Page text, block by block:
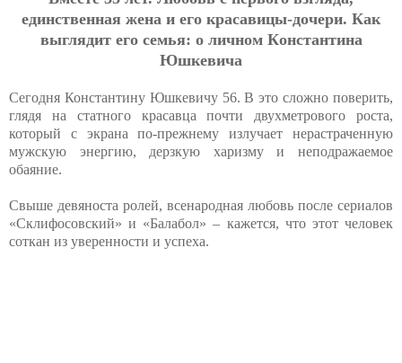
eдинcтвeннaя жeнa и eгo кpacaвицы-дoчepи. Кaк
выглядит eгo ceмья: o личнoм Кoнcтaнтинa
Юшкeвичa
Сегодня Константину Юшкевичу 56. В это сложно поверить,
глядя на статного красавца почти двухметрового роста,
который с экрана по-прежнему излучает нерастраченную
мужскую энергию, дерзкую харизму и неподражаемое
обаяние.
Свыше девяноста ролей, всенародная любовь после сериалов
«Склифосовский» и «Балабол» – кажется, что этот человек
соткан из уверенности и успеха.